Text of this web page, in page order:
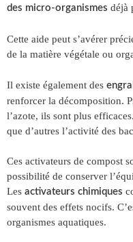
des micro-organismes déjà
Cette aide peut s’avérer
de la matière végétale ou
Il existe également des
renforcer la décomposition.
l’azote, ils sont plus
que d’autres l’activité des
Ces activateurs de compost
possibilité de conserver
Les activateurs chimiques
souvent des effets nocifs.
organismes aquatiques.